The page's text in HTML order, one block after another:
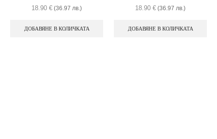
18.90 € (36.97 лв.)
ДОБАВЯНЕ В КОЛИЧКАТА
18.90 € (36.97 лв.)
ДОБАВЯНЕ В КОЛИЧКАТА